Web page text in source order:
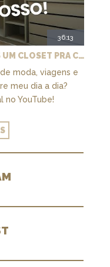
36:13
EP. 6: A SAGA DA CASA - TEMOS UM CLOSET PRA CHAMAR DE NOSSO + MARCENARIA E PAISAGISMO
moda, viagens e
meu dia a dia?
no YouTube!